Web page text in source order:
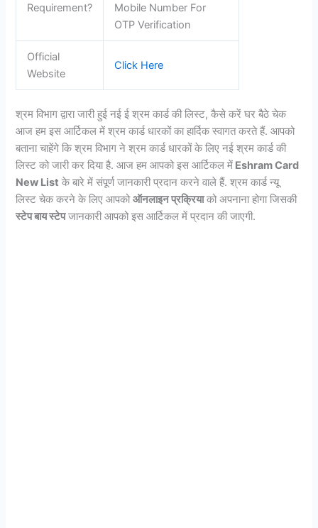
Requirement?
Mobile Number For
OTP Verification
Official
Website
Click Here
श्रम विभाग द्वारा जारी हुई नई ई श्रम कार्ड की लिस्ट, कैसे करें घर बैठे चेक
आज हम इस आर्टिकल में श्रम कार्ड धारकों का हार्दिक स्वागत करते हैं. आपको
बताना चाहेंगे कि श्रम विभाग ने श्रम कार्ड धारकों के लिए नई श्रम कार्ड की
लिस्ट को जारी कर दिया है. आज हम आपको इस आर्टिकल में Eshram Card
New List के बारे में संपूर्ण जानकारी प्रदान करने वाले हैं. श्रम कार्ड न्यू
लिस्ट चेक करने के लिए आपकोऑनलाइन प्रक्रियाको अपनाना होगा जिसकी
स्टेप बाय स्टेपजानकारी आपको इस आर्टिकल में प्रदान की जाएगी.